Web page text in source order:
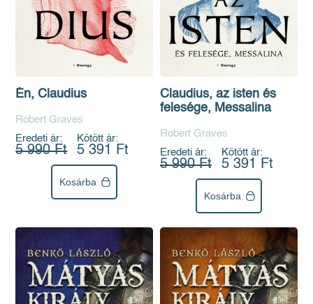
Én, Claudius
Robert Graves
Eredeti ár:
5 990 Ft
Kötött ár:
5 391 Ft
Kosárba
Claudius, az isten és
felesége, Messalina
Robert Graves
Eredeti ár:
5 990 Ft
Kötött ár:
5 391 Ft
Kosárba